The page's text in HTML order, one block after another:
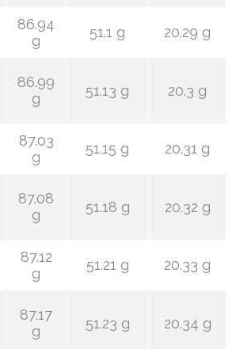
86.94
g
51.1 g 20.29 g
86.99
g
51.13 g 20.3 g
87.03
g
51.15 g 20.31 g
87.08
g
51.18 g 20.32 g
87.12
g
51.21 g 20.33 g
87.17
g
51.23 g 20.34 g